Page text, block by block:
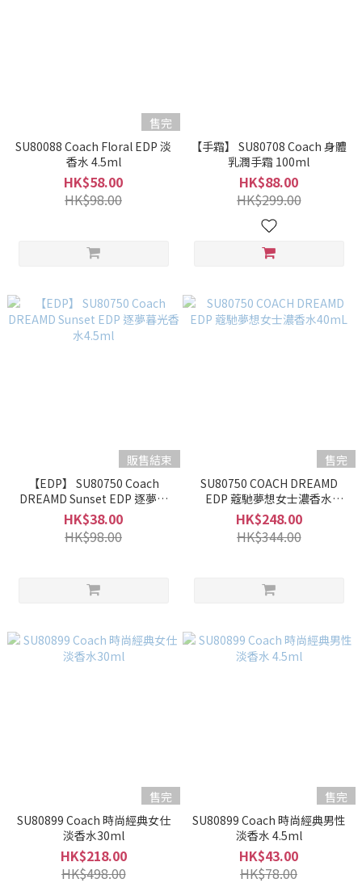
售完
SU80088 Coach Floral EDP 淡
香水 4.5ml
HK$58.00
HK$98.00
【手霜】 SU80708 Coach 身體
乳潤手霜 100ml
HK$88.00
HK$299.00
販售結束
【EDP】 SU80750 Coach
DREAMD Sunset EDP 逐夢暮
光香水4.5ml
HK$38.00
HK$98.00
售完
SU80750 COACH DREAMD
EDP 蔻馳夢想女士濃香水
40mL
HK$248.00
HK$344.00
售完
SU80899 Coach 時尚經典女仕
淡香水30ml
HK$218.00
HK$498.00
售完
SU80899 Coach 時尚經典男性
淡香水 4.5ml
HK$43.00
HK$78.00